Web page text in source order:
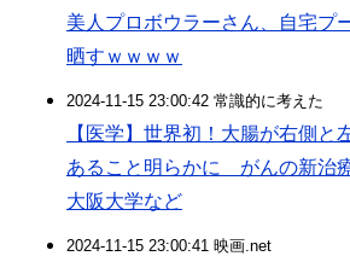
美人プロボウラーさん、自宅プ
晒すｗｗｗｗ
2024-11-15 23:00:42 常識的に考えた
【医学】世界初！大腸が右側と
あること明らかに がんの新治
大阪大学など
2024-11-15 23:00:41 映画.net